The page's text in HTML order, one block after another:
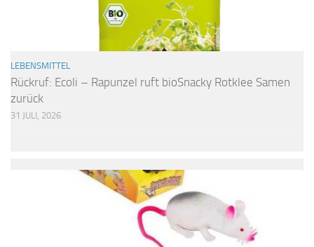
LEBENSMITTEL
Rückruf: Ecoli – Rapunzel ruft bioSnacky Rotklee Samen
zurück
31 JULI, 2026